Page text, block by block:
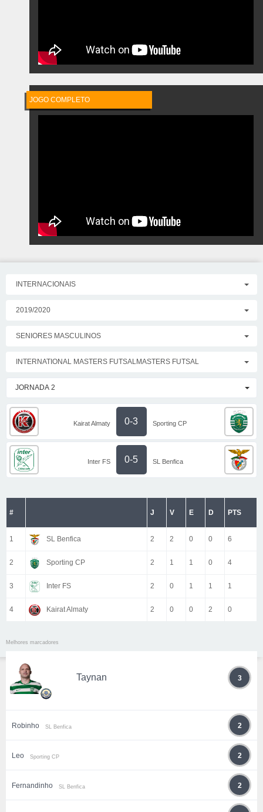
JOGO COMPLETO
INTERNACIONAIS
2019/2020
SENIORES MASCULINOS
INTERNATIONAL MASTERS FUTSALMASTERS FUTSAL
JORNADA 2
Kairat Almaty 0-3 Sporting CP
Inter FS 0-5 SL Benfica
# J V E D PTS
1 SL Benfica 2 2 0 0 6
2 Sporting CP 2 1 1 0 4
3 Inter FS 2 0 1 1 1
4 Kairat Almaty 2 0 0 2 0
Melhores marcadores
Taynan 3
Robinho SL Benfica 2
Leo Sporting CP 2
Fernandinho SL Benfica 2